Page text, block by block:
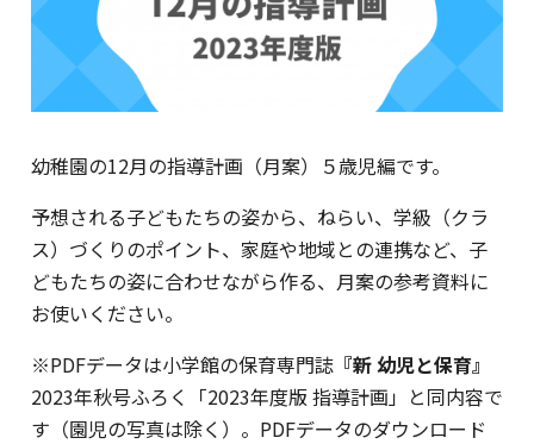
幼稚園の12月の指導計画（月案）５歳児編です。
予想される子どもたちの姿から、ねらい、学級（クラ
ス）づくりのポイント、家庭や地域との連携など、子
どもたちの姿に合わせながら作る、月案の参考資料に
お使いください。
※PDFデータは小学館の保育専門誌 『新 幼児と保育』
2023年秋号ふろく「2023年度版 指導計画」と同内容で
す（園児の写真は除く）。PDFデータのダウンロード